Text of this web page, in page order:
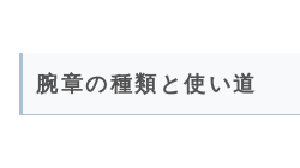
腕章の種類と使い道